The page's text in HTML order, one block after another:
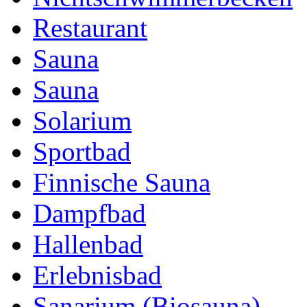
Restaurant
Sauna
Sauna
Solarium
Sportbad
Finnische Sauna
Dampfbad
Hallenbad
Erlebnisbad